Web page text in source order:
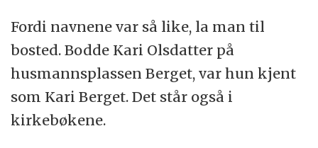
Fordi navnene var så like, la man til
bosted. Bodde Kari Olsdatter på
husmannsplassen Berget, var hun kjent
som Kari Berget. Det står også i
kirkebøkene.